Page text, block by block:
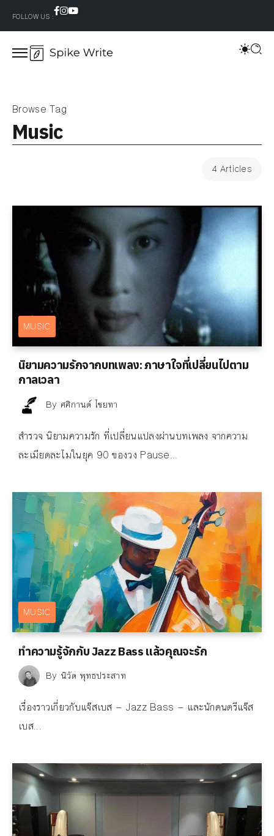
FOLLOW US :
Browse Tag
Music
4 Articles
MUSIC
นิยามความรักจากบทเพลง: ภาษาใจที่เปลี่ยนไปตาม
กาลเวลา
By ศศิกานต์ ไชยทา
สำรวจ นิยามความรัก ที่เปลี่ยนแปลงผ่านบทเพลง จากความ
ละเมียดละไมในยุค 90 ของวง Pause...
MUSIC
ทำความรู้จักกับ Jazz Bass แล้วคุณจะรัก
By นิวัต พุทธประสาท
เรื่องราวเกี่ยวกับแจ๊สเบส — Jazz Bass — และนักดนตรีแจ๊ส
เบส...